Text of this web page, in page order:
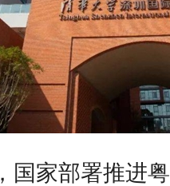
国家部署推进